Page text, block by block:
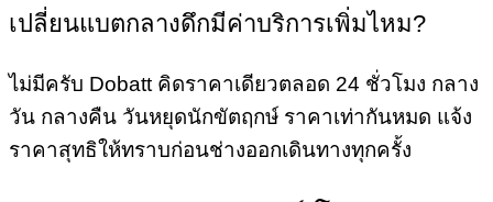
เปลี่ยนแบตกลางดึกมีค่าบริการเพิ่มไหม?
ไม่มีครับ Dobatt คิดราคาเดียวตลอด 24 ชั่วโมง กลาง
วัน กลางคืน วันหยุดนักขัตฤกษ์ ราคาเท่ากันหมด แจ้ง
ราคาสุทธิให้ทราบก่อนช่างออกเดินทางทุกครั้ง